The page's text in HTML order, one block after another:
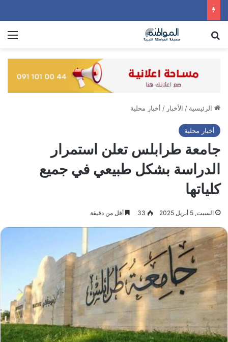
الرئيسية / الأخبار / أخبار محلية
أخبار محلية
جامعة طرابلس تعلن استمرار
الدراسة بشكل طبيعي في جميع
كلياتها
السبت, 5 أبريل 2025 33 أقل من دقيقة